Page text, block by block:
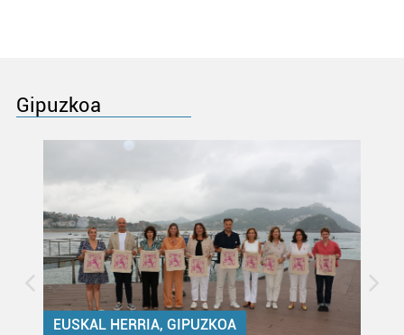
Gipuzkoa
EUSKAL HERRIA, GIPUZKOA